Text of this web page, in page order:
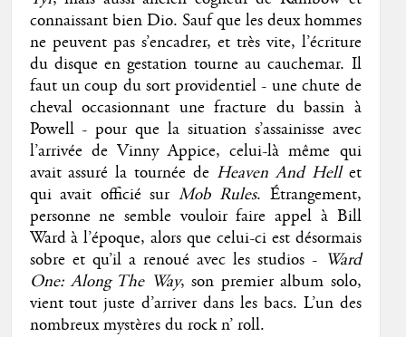
connaissant bien Dio. Sauf que les deux hommes
ne peuvent pas s’encadrer, et très vite, l’écriture
du disque en gestation tourne au cauchemar. Il
faut un coup du sort providentiel - une chute de
cheval occasionnant une fracture du bassin à
Powell - pour que la situation s’assainisse avec
l’arrivée de Vinny Appice, celui-là même qui
avait assuré la tournée de Heaven And Hellet
qui avait officié sur Mob Rules. Étrangement,
personne ne semble vouloir faire appel à Bill
Ward à l’époque, alors que celui-ci est désormais
sobre et qu’il a renoué avec les studios - Ward
One: Along The Way, son premier album solo,
vient tout juste d’arriver dans les bacs. L’un des
nombreux mystères du rock n’ roll.